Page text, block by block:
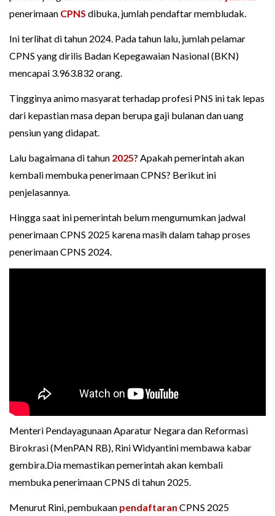
penerimaan CPNS dibuka, jumlah pendaftar membludak.
Ini terlihat di tahun 2024. Pada tahun lalu, jumlah pelamar
CPNS yang dirilis Badan Kepegawaian Nasional (BKN)
mencapai 3.963.832 orang.
Tingginya animo masyarat terhadap profesi PNS ini tak lepas
dari kepastian masa depan berupa gaji bulanan dan uang
pensiun yang didapat.
Lalu bagaimana di tahun 2025? Apakah pemerintah akan
kembali membuka penerimaan CPNS? Berikut ini
penjelasannya.
Hingga saat ini pemerintah belum mengumumkan jadwal
penerimaan CPNS 2025 karena masih dalam tahap proses
penerimaan CPNS 2024.
Menteri Pendayagunaan Aparatur Negara dan Reformasi
Birokrasi (MenPAN RB), Rini Widyantini membawa kabar
gembira.Dia memastikan pemerintah akan kembali
membuka penerimaan CPNS di tahun 2025.
Menurut Rini, pembukaan pendaftaran CPNS 2025